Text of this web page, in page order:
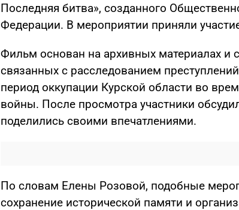
Последняя битва», созданного
Федерации. В мероприятии приняли
Фильм основан на архивных материалах и
связанных с расследованием
период оккупации Курской области во
войны. После просмотра участники
поделились своими впечатлениями.
По словам Елены Розовой, подобные
сохранение исторической памяти и